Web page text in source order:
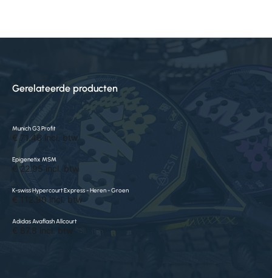
Gerelateerde producten
Munich G3 Profit
€ 71.46 incl. btw
Epigenetix MSM
€ 22.95 incl. btw
K-swiss Hypercourt Express - Heren - Groen
€ 112.90 incl. btw
Adidas Avaflash Allcourt
€ 87.8 incl. btw